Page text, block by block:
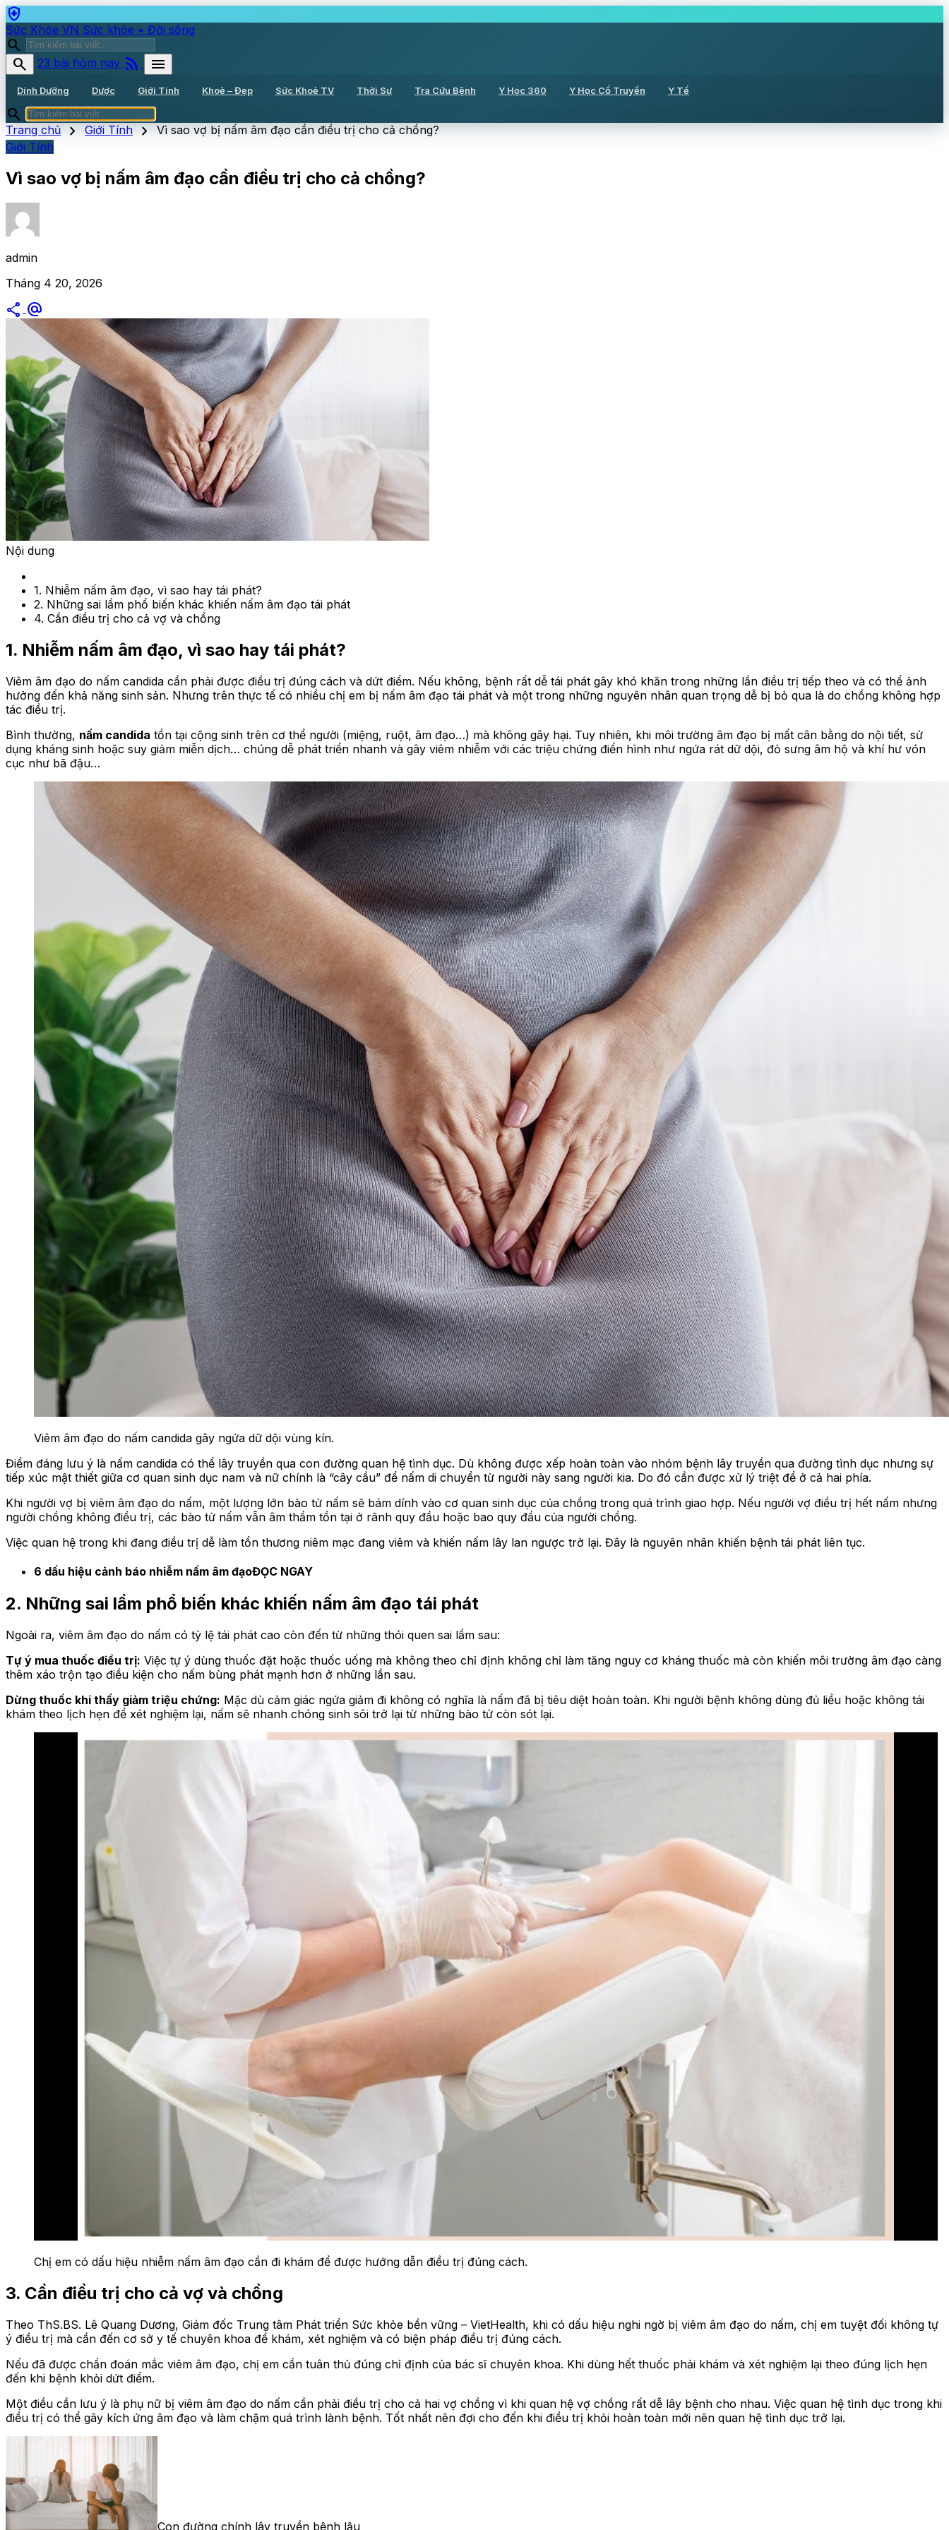
health_and_safety
Sức Khỏe VN Sức khỏe • Đời sống
search
search
23 bài hôm nay rss_feed menu
Dinh Dưỡng Dược Giới Tính Khoẻ – Đẹp Sức Khoẻ TV Thời Sự Tra Cứu Bệnh Y Học 360 Y Học Cổ Truyền Y Tế
search
Trang chủ chevron_right Giới Tính chevron_right Vì sao vợ bị nấm âm đạo cần điều trị cho cả chồng?
Giới Tính
Vì sao vợ bị nấm âm đạo cần điều trị cho cả chồng?
admin
Tháng 4 20, 2026
share alternate_email
Nội dung
1. Nhiễm nấm âm đạo, vì sao hay tái phát?
2. Những sai lầm phổ biến khác khiến nấm âm đạo tái phát
4. Cần điều trị cho cả vợ và chồng
1. Nhiễm nấm âm đạo, vì sao hay tái phát?
Viêm âm đạo do nấm candida cần phải được điều trị đúng cách và dứt điểm. Nếu không, bệnh rất dễ tái phát gây khó khăn trong những lần điều trị tiếp theo và có thể ảnh
hưởng đến khả năng sinh sản. Nhưng trên thực tế có nhiều chị em bị nấm âm đạo tái phát và một trong những nguyên nhân quan trọng dễ bị bỏ qua là do chồng không hợp
tác điều trị.
Bình thường, nấm candida tồn tại cộng sinh trên cơ thể người (miệng, ruột, âm đạo…) mà không gây hại. Tuy nhiên, khi môi trường âm đạo bị mất cân bằng do nội tiết, sử
dụng kháng sinh hoặc suy giảm miễn dịch… chúng dễ phát triển nhanh và gây viêm nhiễm với các triệu chứng điển hình như ngứa rát dữ dội, đỏ sưng âm hộ và khí hư vón
cục như bã đậu…
Viêm âm đạo do nấm candida gây ngứa dữ dội vùng kín.
Điểm đáng lưu ý là nấm candida có thể lây truyền qua con đường quan hệ tình dục. Dù không được xếp hoàn toàn vào nhóm bệnh lây truyền qua đường tình dục nhưng sự
tiếp xúc mật thiết giữa cơ quan sinh dục nam và nữ chính là “cây cầu” để nấm di chuyển từ người này sang người kia. Do đó cần được xử lý triệt để ở cả hai phía.
Khi người vợ bị viêm âm đạo do nấm, một lượng lớn bào tử nấm sẽ bám dính vào cơ quan sinh dục của chồng trong quá trình giao hợp. Nếu người vợ điều trị hết nấm nhưng
người chồng không điều trị, các bào tử nấm vẫn âm thầm tồn tại ở rãnh quy đầu hoặc bao quy đầu của người chồng.
Việc quan hệ trong khi đang điều trị dễ làm tổn thương niêm mạc đang viêm và khiến nấm lây lan ngược trở lại. Đây là nguyên nhân khiến bệnh tái phát liên tục.
6 dấu hiệu cảnh báo nhiễm nấm âm đạoĐỌC NGAY
2. Những sai lầm phổ biến khác khiến nấm âm đạo tái phát
Ngoài ra, viêm âm đạo do nấm có tỷ lệ tái phát cao còn đến từ những thói quen sai lầm sau:
Tự ý mua thuốc điều trị: Việc tự ý dùng thuốc đặt hoặc thuốc uống mà không theo chỉ định không chỉ làm tăng nguy cơ kháng thuốc mà còn khiến môi trường âm đạo càng
thêm xáo trộn tạo điều kiện cho nấm bùng phát mạnh hơn ở những lần sau.
Dừng thuốc khi thấy giảm triệu chứng: Mặc dù cảm giác ngứa giảm đi không có nghĩa là nấm đã bị tiêu diệt hoàn toàn. Khi người bệnh không dùng đủ liều hoặc không tái
khám theo lịch hẹn để xét nghiệm lại, nấm sẽ nhanh chóng sinh sôi trở lại từ những bào tử còn sót lại.
Chị em có dấu hiệu nhiễm nấm âm đạo cần đi khám để được hướng dẫn điều trị đúng cách.
3. Cần điều trị cho cả vợ và chồng
Theo ThS.BS. Lê Quang Dương, Giám đốc Trung tâm Phát triển Sức khỏe bền vững – VietHealth, khi có dấu hiệu nghi ngờ bị viêm âm đạo do nấm, chị em tuyệt đối không tự
ý điều trị mà cần đến cơ sở y tế chuyên khoa để khám, xét nghiệm và có biện pháp điều trị đúng cách.
Nếu đã được chẩn đoán mắc viêm âm đạo, chị em cần tuân thủ đúng chỉ định của bác sĩ chuyên khoa. Khi dùng hết thuốc phải khám và xét nghiệm lại theo đúng lịch hẹn
đến khi bệnh khỏi dứt điểm.
Một điều cần lưu ý là phụ nữ bị viêm âm đạo do nấm cần phải điều trị cho cả hai vợ chồng vì khi quan hệ vợ chồng rất dễ lây bệnh cho nhau. Việc quan hệ tình dục trong khi
điều trị có thể gây kích ứng âm đạo và làm chậm quá trình lành bệnh. Tốt nhất nên đợi cho đến khi điều trị khỏi hoàn toàn mới nên quan hệ tình dục trở lại.
Con đường chính lây truyền bệnh lậu